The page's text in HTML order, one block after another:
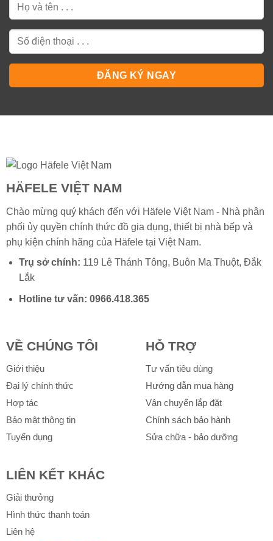
HÄFELE VIỆT NAM
Chào mừng quý khách đến với Häfele Việt Nam - Nhà phân
phối ủy quyền chính thức đồ gia dụng, thiết bị nhà bếp và
phụ kiện chính hãng của Häfeletại Việt Nam.
Trụ sở chính: 119 Lê Thánh Tông, Buôn Ma Thuột, Đắk
Lắk
Hotline tư vấn: 0966.418.365
VỀ CHÚNG TÔI
Giới thiệu
Đại lý chính thức
Hợp tác
Bảo mật thông tin
Tuyển dụng
HỖ TRỢ
Tư vấn tiêu dùng
Hướng dẫn mua hàng
Vận chuyển lắp đặt
Chính sách bảo hành
Sửa chữa - bảo dưỡng
LIÊN KẾT KHÁC
Giải thưởng
Hình thức thanh toán
Liên hệ